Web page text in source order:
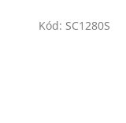
Kód: SC1280S